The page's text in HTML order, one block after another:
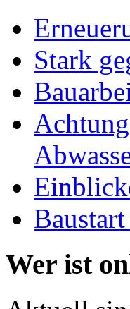
Stark
Wer ist